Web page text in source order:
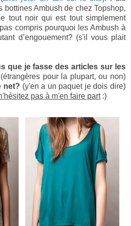
bottines Ambush de chez Topshop,
tout noir qui est tout simplement
compris pourquoi les Ambush à
d’engouement? (s'il vous plait
que je fasse des articles sur les
pour la plupart, ou non)
net? (y'en a un paquet je dois dire)
pas à m'en faire part:)